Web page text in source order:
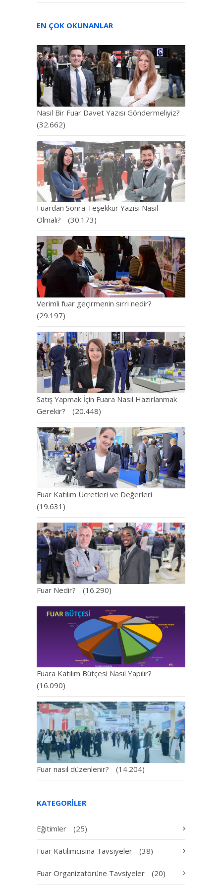
EN ÇOK OKUNANLAR
Nasıl Bir Fuar Davet Yazısı Göndermeliyiz?
(32.662)
Fuardan Sonra Teşekkür Yazısı Nasıl
Olmalı?
(30.173)
Verimli fuar geçirmenin sırrı nedir?
(29.197)
Satış Yapmak İçin Fuara Nasıl Hazırlanmak
Gerekir?
(20.448)
Fuar Katılım Ücretleri ve Değerleri
(19.631)
Fuar Nedir? (16.290)
Fuara Katılım Bütçesi Nasıl Yapılır?
(16.090)
Fuar nasıl düzenlenir? (14.204)
KATEGORILER
Eğitimler (25)
Fuar Katılımcısına Tavsiyeler (38)
Fuar Organizatörüne Tavsiyeler (20)